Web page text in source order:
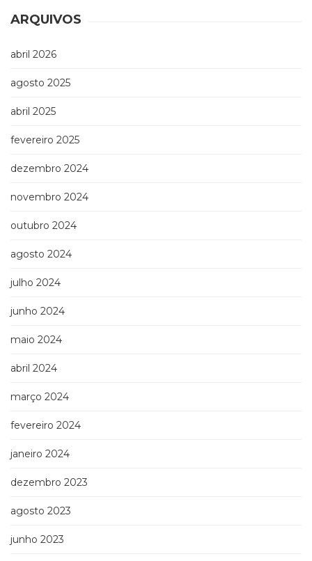
ARQUIVOS
abril 2026
agosto 2025
abril 2025
fevereiro 2025
dezembro 2024
novembro 2024
outubro 2024
agosto 2024
julho 2024
junho 2024
maio 2024
abril 2024
março 2024
fevereiro 2024
janeiro 2024
dezembro 2023
agosto 2023
junho 2023